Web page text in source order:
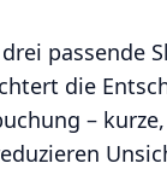
passende
die
–